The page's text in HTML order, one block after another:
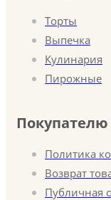
Торты
Выпечка
Кулинария
Пирожные
Покупателю
Политика
Возврат
Публичная